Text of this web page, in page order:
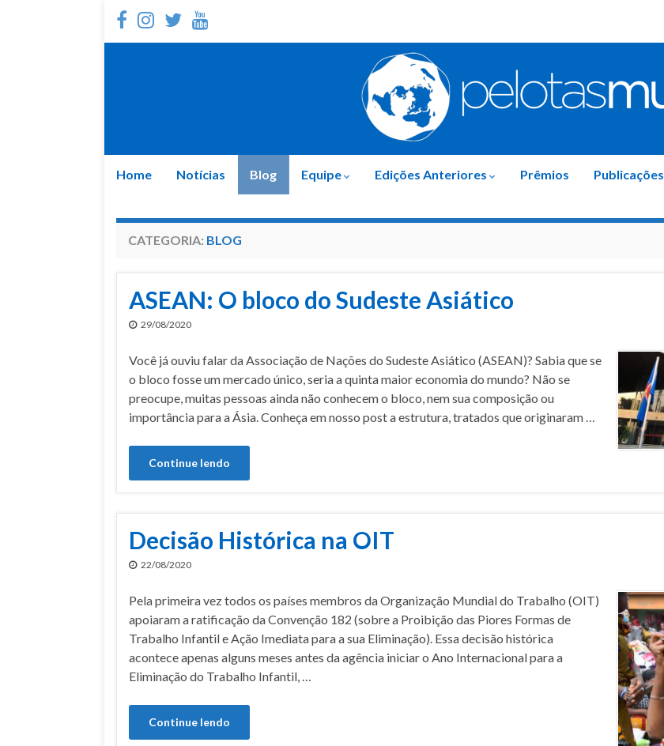
Home Notícias Blog Equipe Edições Anteriores Prêmios Publicações
CATEGORIA: BLOG
ASEAN: O bloco do Sudeste Asiático
29/08/2020
Você já ouviu falar da Associação de Nações do Sudeste Asiático (ASEAN)? Sabia que se
o bloco fosse um mercado único, seria a quinta maior economia do mundo? Não se
preocupe, muitas pessoas ainda não conhecem o bloco, nem sua composição ou
importância para a Ásia. Conheça em nosso post a estrutura, tratados que originaram …
Continue lendo
Decisão Histórica na OIT
22/08/2020
Pela primeira vez todos os países membros da Organização Mundial do Trabalho (OIT)
apoiaram a ratificação da Convenção 182 (sobre a Proibição das Piores Formas de
Trabalho Infantil e Ação Imediata para a sua Eliminação). Essa decisão histórica
acontece apenas alguns meses antes da agência iniciar o Ano Internacional para a
Eliminação do Trabalho Infantil, …
Continue lendo